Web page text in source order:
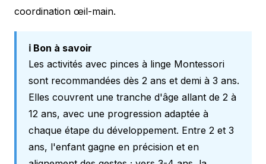
coordination œil-main.
ℹ️ Bon à savoir
Les activités avec pinces à linge Montessori
sont recommandées dès 2 ans et demi à 3 ans.
Elles couvrent une tranche d'âge allant de 2 à
12 ans, avec une progression adaptée à
chaque étape du développement. Entre 2 et 3
ans, l'enfant gagne en précision et en